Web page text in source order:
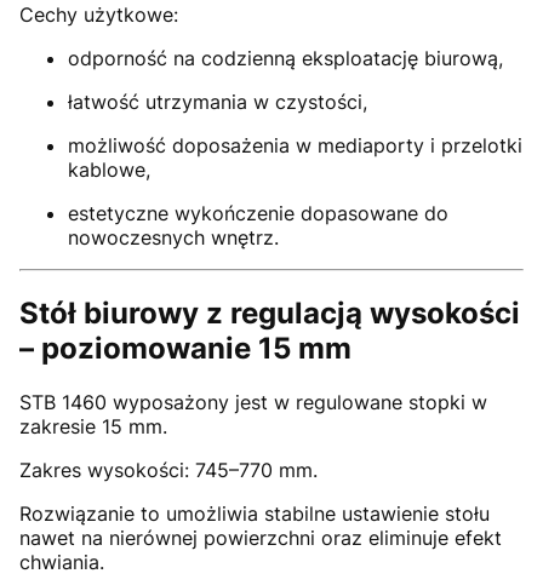
Cechy użytkowe:
odporność na codzienną eksploatację biurową,
łatwość utrzymania w czystości,
możliwość doposażenia w mediaporty i przelotki
kablowe,
estetyczne wykończenie dopasowane do
nowoczesnych wnętrz.
Stół biurowy z regulacją wysokości
– poziomowanie 15 mm
STB 1460 wyposażony jest w regulowane stopki w
zakresie 15 mm.
Zakres wysokości: 745–770 mm.
Rozwiązanie to umożliwia stabilne ustawienie stołu
nawet na nierównej powierzchni oraz eliminuje efekt
chwiania.